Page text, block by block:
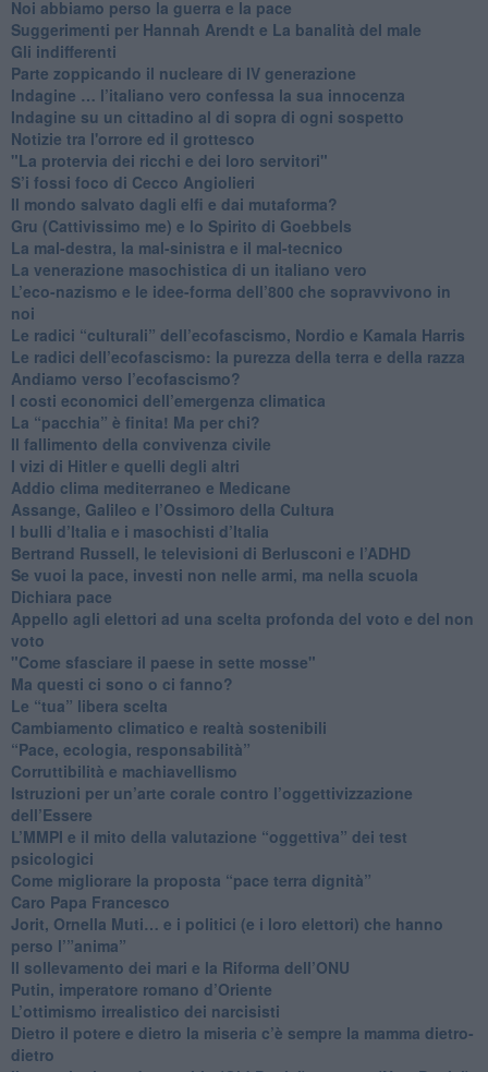
Noi abbiamo perso la guerra e la pace
Suggerimenti per Hannah Arendt e La banalità del male
​Gli indifferenti
Parte zoppicando il nucleare di IV generazione
​Indagine … l’italiano vero confessa la sua innocenza
Indagine su un cittadino al di sopra di ogni sospetto
Notizie tra l'orrore ed il grottesco
"La protervia dei ricchi e dei loro servitori"
S’i fossi foco di Cecco Angiolieri
​Il mondo salvato dagli elfi e dai mutaforma?
Gru (Cattivissimo me) e lo Spirito di Goebbels
​La mal-destra, la mal-sinistra e il mal-tecnico
​La venerazione masochistica di un italiano vero
​L’eco-nazismo e le idee-forma dell’800 che sopravvivono in
noi
​Le radici “culturali” dell’ecofascismo, Nordio e Kamala Harris
Le radici dell’ecofascismo: la purezza della terra e della razza
Andiamo verso l’ecofascismo?
I costi economici dell’emergenza climatica
​La “pacchia” è finita! Ma per chi?
​Il fallimento della convivenza civile
​I vizi di Hitler e quelli degli altri
Addio clima mediterraneo e Medicane
​Assange, Galileo e l’Ossimoro della Cultura
​I bulli d’Italia e i masochisti d’Italia
​Bertrand Russell, le televisioni di Berlusconi e l’ADHD
​Se vuoi la pace, investi non nelle armi, ma nella scuola
​Dichiara pace
​Appello agli elettori ad una scelta profonda del voto e del non
voto
"Come sfasciare il paese in sette mosse"
​Ma questi ci sono o ci fanno?
​Le “tua” libera scelta
Cambiamento climatico e realtà sostenibili
“Pace, ecologia, responsabilità”
​Corruttibilità e machiavellismo
Istruzioni per un’arte corale contro l’oggettivizzazione
dell’Essere
​L’MMPI e il mito della valutazione “oggettiva” dei test
psicologici
Come migliorare la proposta “pace terra dignità”
Caro Papa Francesco
​Jorit, Ornella Muti… e i politici (e i loro elettori) che hanno
perso l’”anima”
​Il sollevamento dei mari e la Riforma dell’ONU
Putin, imperatore romano d’Oriente
​L’ottimismo irrealistico dei narcisisti
​Dietro il potere e dietro la miseria c’è sempre la mamma dietro-
dietro